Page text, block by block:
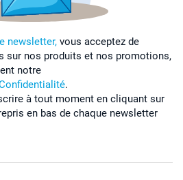
newsletter, vous acceptez de
sur nos produits et nos promotions,
notre
.
à tout moment en cliquant sur
en bas de chaque newsletter